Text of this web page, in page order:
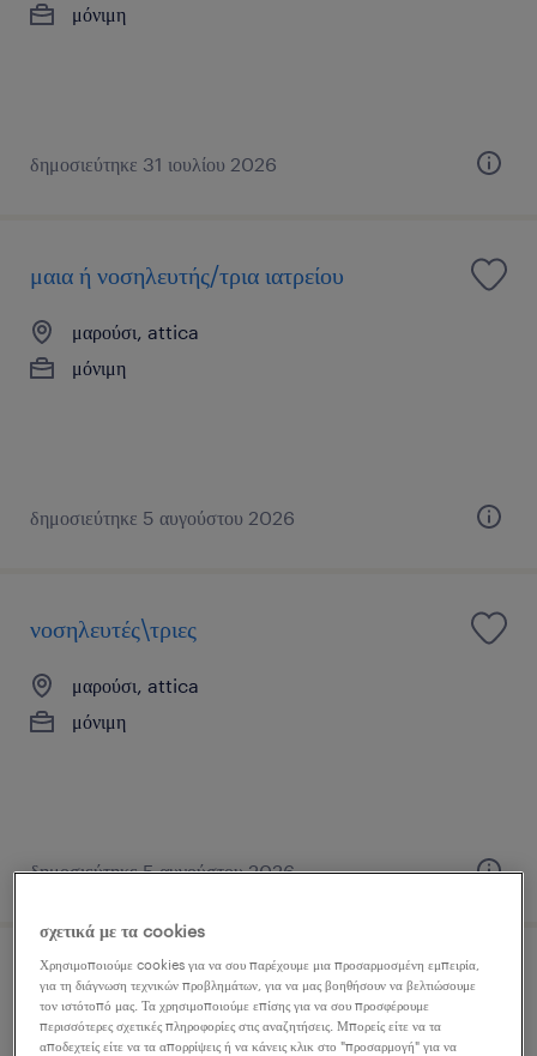
μόνιμη
δημοσιεύτηκε 31 ιουλίου 2026
μαια ή νοσηλευτής/τρια ιατρείου
μαρούσι, attica
μόνιμη
δημοσιεύτηκε 5 αυγούστου 2026
νοσηλευτές\τριες
μαρούσι, attica
μόνιμη
δημοσιεύτηκε 5 αυγούστου 2026
φαρμακοποιός/ βοηθός φαρμακοποιού
γλυφάδα, attica
σχετικά με τα cookies
Χρησιμοποιούμε cookies για να σου παρέχουμε μια προσαρμοσμένη εμπειρία,
για τη διάγνωση τεχνικών προβλημάτων, για να μας βοηθήσουν να βελτιώσουμε
τον ιστότοπό μας. Τα χρησιμοποιούμε επίσης για να σου προσφέρουμε
περισσότερες σχετικές πληροφορίες στις αναζητήσεις. Μπορείς είτε να τα
αποδεχτείς είτε να τα απορρίψεις ή να κάνεις κλικ στο "προσαρμογή" για να